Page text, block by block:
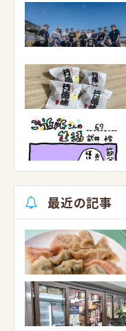
最近の記事